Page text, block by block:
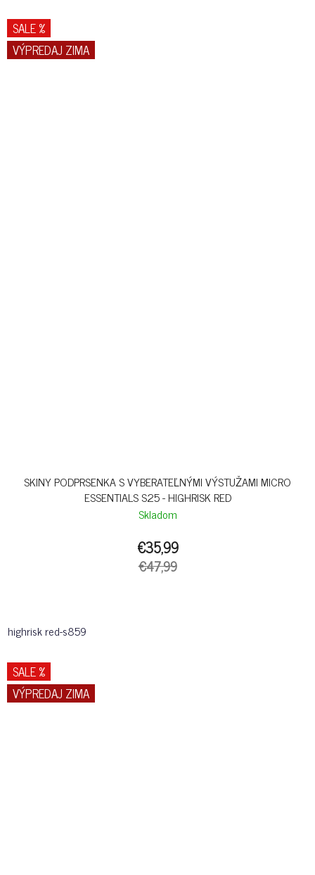
SALE %
VÝPREDAJ ZIMA
SKINY PODPRSENKA S VYBERATEĽNÝMI VÝSTUŽAMI MICRO
ESSENTIALS S25 - HIGHRISK RED
Skladom
€35,99
€47,99
highrisk red-s859
SALE %
VÝPREDAJ ZIMA